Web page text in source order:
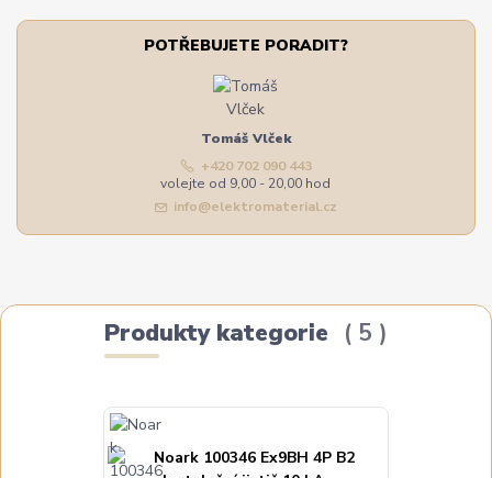
POTŘEBUJETE PORADIT?
Tomáš Vlček
+420 702 090 443
volejte od 9,00 - 20,00 hod
info@elektromaterial.cz
Produkty kategorie 5